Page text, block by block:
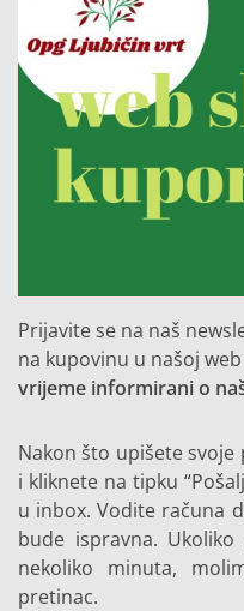
Prijavite se na naš
na kupovinu u našoj
vrijeme informirani o
Nakon što upišete
i kliknete na tipku
u inbox. Vodite računa
bude ispravna.
nekoliko minuta,
pretinac.